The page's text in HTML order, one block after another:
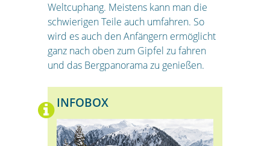
Weltcuphang. Meistens kann man die
schwierigen Teile auch umfahren. So
wird es auch den Anfängern ermöglicht
ganz nach oben zum Gipfel zu fahren
und das Bergpanorama zu genießen.
INFOBOX